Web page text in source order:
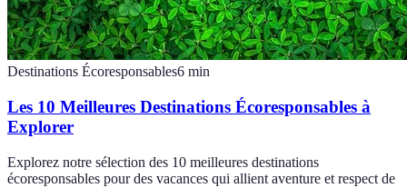
Destinations Écoresponsables6 min
Les 10 Meilleures Destinations Écoresponsables à
Explorer
Explorez notre sélection des 10 meilleures destinations
écoresponsables pour des vacances qui allient aventure et respect de